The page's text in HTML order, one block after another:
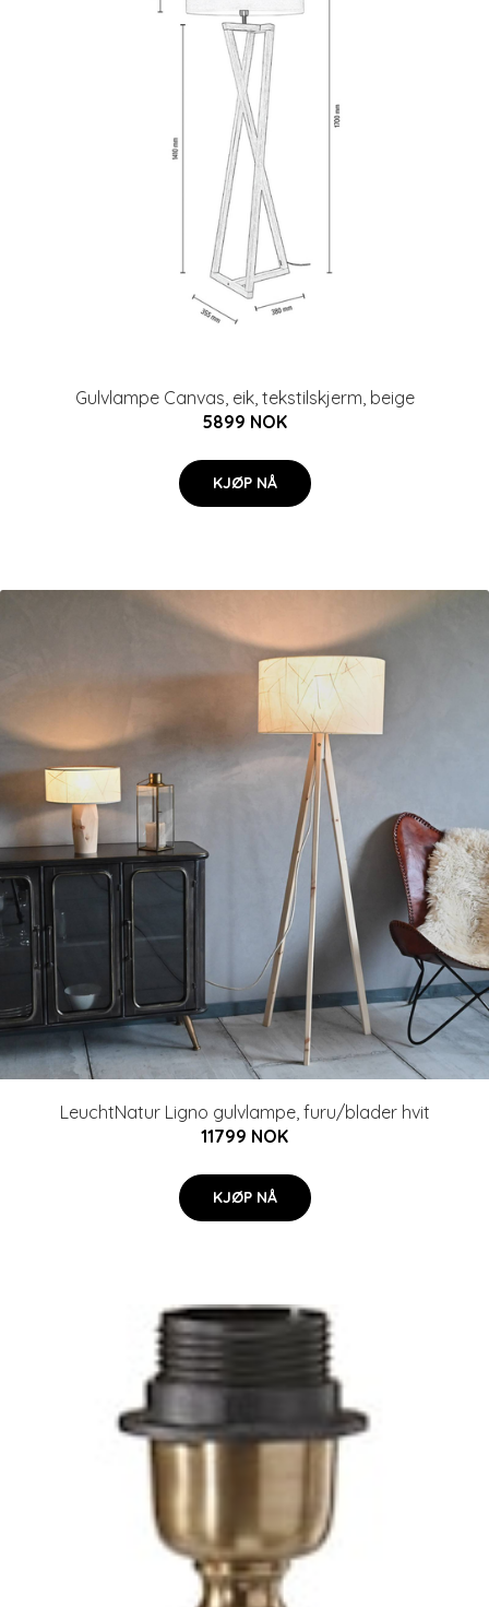
Gulvlampe Canvas, eik, tekstilskjerm, beige
5899 NOK
KJØP NÅ
LeuchtNatur Ligno gulvlampe, furu/blader hvit
11799 NOK
KJØP NÅ